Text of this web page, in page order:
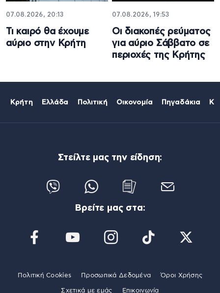
07.08.2026, 20:13
Τι καιρό θα έχουμε
αύριο στην Κρήτη
07.08.2026, 19:53
Οι διακοπές ρεύματος
για αύριο Σάββατο σε
περιοχές της Κρήτης
Κρήτη Ελλάδα Πολιτική Οικονομία Πηγαδάκια
Στείλτε μας την είδηση:
Βρείτε μας στα:
Πολιτική Cookies Προσωπικά Δεδομένα Όροι Χρήσης
Σχετικά με εμάς Επικοινωνία